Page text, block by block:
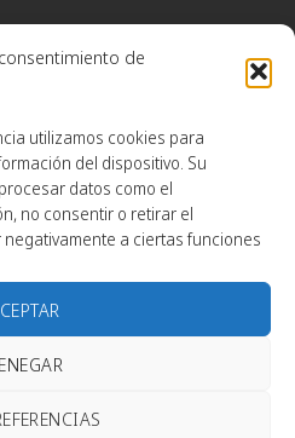
de
utilizamos cookies para
del dispositivo. Su
datos como el
no consentir o retirar el
a ciertas funciones
web